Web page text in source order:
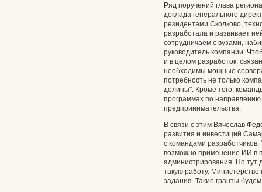
Ряд поручений глава
доклада генерального
резидентами Сколково,
разработала и развивает
сотрудничаем с вузами,
руководитель компании.
и в целом разработок,
необходимы мощные
потребность не только
долины". Кроме того,
программах по
предпринимательства.
В связи с этим Вячеслав
развития и инвестиций
с командами
возможно применение ИИ в
администрирования. Но тут
такую работу.
задания. Такие гранты